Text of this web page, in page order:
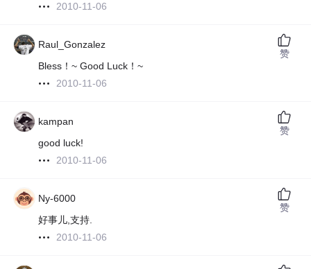
2010-11-06
Raul_Gonzalez
Bless！~ Good Luck！~
2010-11-06
赞
kampan
good luck!
2010-11-06
赞
Ny-6000
好事儿,支持.
2010-11-06
赞